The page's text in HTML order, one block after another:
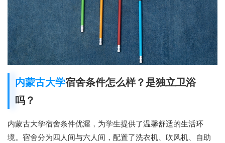
内蒙古大学宿舍条件怎么样？是独立卫浴
吗？
内蒙古大学宿舍条件优渥，为学生提供了温馨舒适的生活环
境。宿舍分为四人间与六人间，配置了洗衣机、吹风机、自助